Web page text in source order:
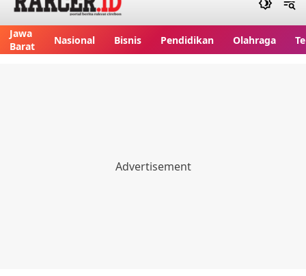
Jawa
Barat
Nasional Bisnis Pendidikan Olahraga